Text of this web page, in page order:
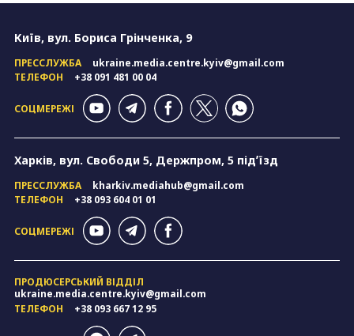
Київ, вул. Бориса Грінченка, 9
ПРЕССЛУЖБА
ukraine.media.centre.kyiv@gmail.com
ТЕЛЕФОН
+38 091 481 00 04
СОЦМЕРЕЖІ
Харків, вул. Свободи 5, Держпром, 5 підʼїзд
ПРЕССЛУЖБА
kharkiv.mediahub@gmail.com
ТЕЛЕФОН
+38 093 604 01 01
СОЦМЕРЕЖІ
ПРОДЮСЕРСЬКИЙ ВІДДІЛ
ukraine.media.centre.kyiv@gmail.com
ТЕЛЕФОН
+38 093 667 12 95